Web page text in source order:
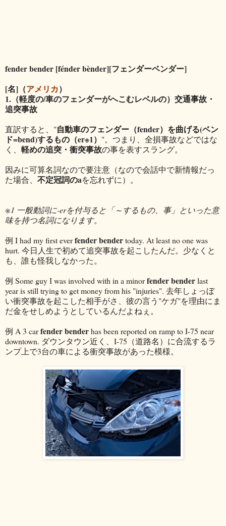
fender bender [fénder bènder][フェンダーベンダー]
[名]（アメリカ）
1.（軽度の/車のフェンダーがへこむレベルの）交通事故・
追突事故
直訳すると、"自動車のフェンダー（fender）を曲げる(ベン
ド=bend)するもの（er※1） "。つまり、全損事故などではな
く、 軽めの追突・衝突事故の事を表すスラング。
因みに可算名詞なので要注意（なので会話中で新情報だっ
た場合、 不定冠詞のaを忘れずに）。
※1 一般動詞に-erを付与ると「～するもの、事」といった意
味を持つ名詞になります。
例 I had my first everfender bendertoday. At least no one was
hurt. 今日人生で初めて追突事故を起こしたんだ。少なくと
も、誰も怪我しなかった。
例 Some guy I was involved with in a minorfender benderlast
year is still trying to get money from his "injuries". 去年しょっぼ
い衝突事故を起こした相手がさ、彼の言う"ケガ"を理由にま
だ金をせしめようとしているんだよねぇ。
例 A 3 carfender benderhas been reported on ramp to I-75 near
downtown. ダウンタウン近く、I-75（道路名）に合流するラ
ンプ上で3台の車による衝突事故があった模様。